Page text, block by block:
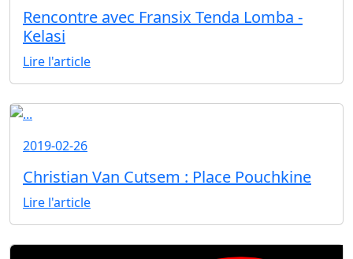
Rencontre avec Fransix Tenda Lomba -
Kelasi
Lire l'article
2019-02-26
Christian Van Cutsem : Place Pouchkine
Lire l'article